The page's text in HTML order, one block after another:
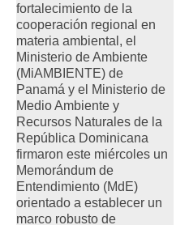
fortalecimiento de la
cooperación regional en
materia ambiental, el
Ministerio de Ambiente
(MiAMBIENTE) de
Panamá y el Ministerio de
Medio Ambiente y
Recursos Naturales de la
República Dominicana
firmaron este miércoles un
Memorándum de
Entendimiento (MdE)
orientado a establecer un
marco robusto de